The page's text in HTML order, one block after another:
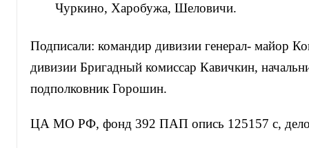
Чуркино, Харобужа, Шеловичи.
Подписали: командир дивизии генерал- майор
дивизии Бригадный комиссар Кавичкин,
подполковник Горошин.
ЦА МО РФ, фонд 392 ПАП опись 125157 с, дело